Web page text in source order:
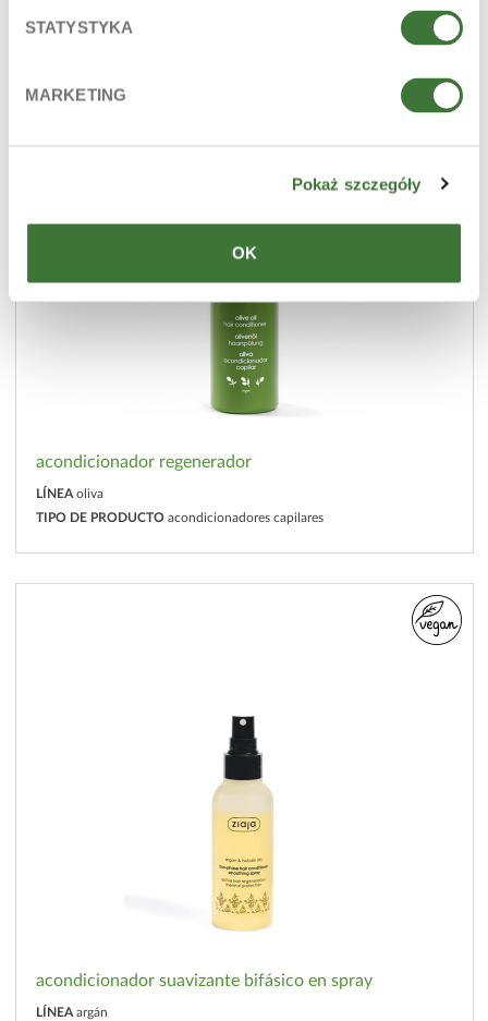
STATYSTYKA
MARKETING
Pokaż szczegóły
OK
acondicionador regenerador
LÍNEA oliva
TIPO DE PRODUCTO acondicionadores capilares
acondicionador suavizante bifásico en spray
LÍNEA argán